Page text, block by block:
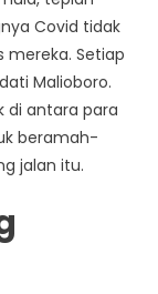
Covid tidak
Setiap
Malioboro.
di antara para
beramah-
jalan itu.